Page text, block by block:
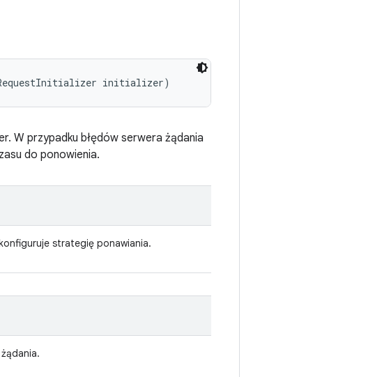
initializer)
W przypadku błędów serwera żądania
do ponowienia.
strategię ponawiania.